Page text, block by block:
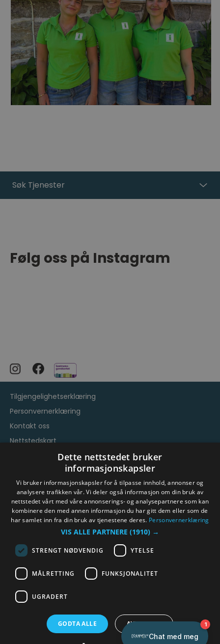
Søk Tjenester
Følg oss på Instagram
Tilgjengelighetserklæring
Personvernerklæring
Kontakt oss
Nettstedskart
Vilkår og betingelser
© Byen Vår Drammen/Destinasjon Drammen 2026.
Dette nettstedet bruker
informasjonskapsler
Vi bruker informasjonskapsler for å tilpasse innhold, annonser og
analysere trafikken vår. Vi deler også informasjon om din bruk av
nettstedet vårt med våre annonserings- og analysepartnere som kan
kombinere den med annen informasjon du har gitt dem eller som de
har samlet inn fra din bruk av tjenestene deres. Personvernerklæring
VIS ALLE PARTNERE (1910) →
STRENGT NØDVENDIG YTELSE
MÅLRETTING FUNKSJONALITET
UGRADERT
GODTA ALLE AVVIS ALLE